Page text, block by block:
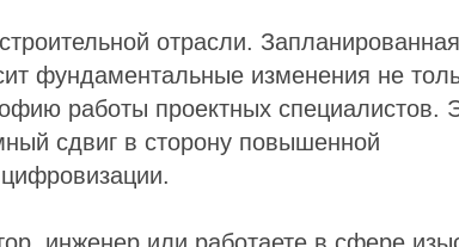
отрасли. Запланированная
фундаментальные изменения не
работы проектных специалистов.
сдвиг в сторону повышенной